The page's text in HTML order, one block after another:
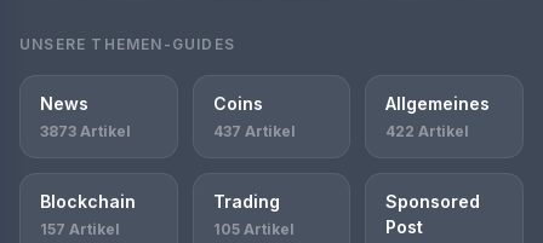
UNSERE THEMEN-GUIDES
News
3873 Artikel
Coins
437 Artikel
Allgemeines
422 Artikel
Blockchain
157 Artikel
Trading
105 Artikel
Sponsored
Post